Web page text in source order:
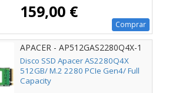
159,00 €
Comprar
APACER - AP512GAS2280Q4X-1
Disco SSD Apacer AS2280Q4X
512GB/ M.2 2280 PCIe Gen4/ Full
Capacity